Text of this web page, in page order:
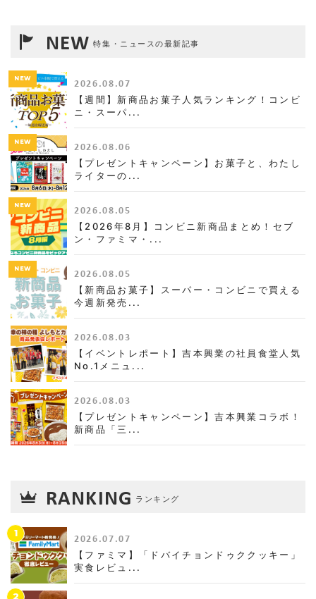
NEW 特集・ニュースの最新記事
NEW 2026.08.07
【週間】新商品お菓子人気ランキング！コンビ
ニ・スーパ...
NEW 2026.08.06
【プレゼントキャンペーン】お菓子と、わたし
ライターの...
NEW 2026.08.05
【2026年8月】コンビニ新商品まとめ！セブ
ン・ファミマ・...
NEW 2026.08.05
【新商品お菓子】スーパー・コンビニで買える
今週新発売...
2026.08.03
【イベントレポート】吉本興業の社員食堂人気
No.1メニュ...
2026.08.03
【プレゼントキャンペーン】吉本興業コラボ！
新商品「三...
RANKING ランキング
1 2026.07.07
【ファミマ】「ドバイチョンドゥククッキー」
実食レビュ...
2